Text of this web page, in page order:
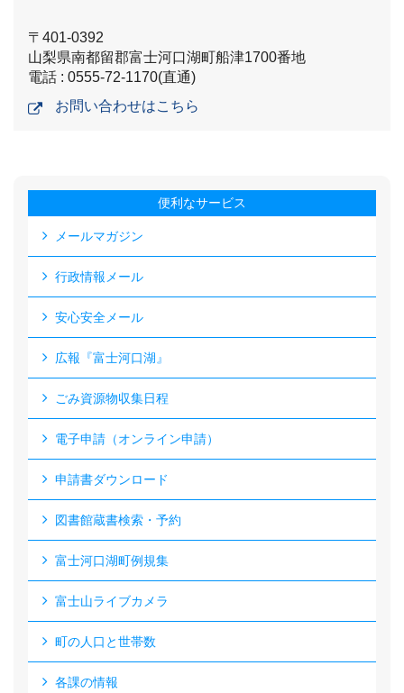
〒401-0392
山梨県南都留郡富士河口湖町船津1700番地
電話 : 0555-72-1170(直通)
お問い合わせはこちら
便利なサービス
メールマガジン
行政情報メール
安心安全メール
広報『富士河口湖』
ごみ資源物収集日程
電子申請（オンライン申請）
申請書ダウンロード
図書館蔵書検索・予約
富士河口湖町例規集
富士山ライブカメラ
町の人口と世帯数
各課の情報